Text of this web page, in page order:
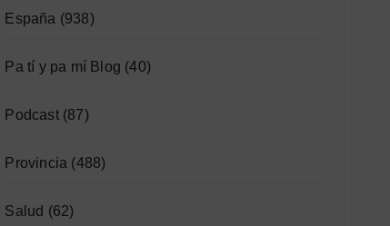
España (938)
Pa tí y pa mí Blog (40)
Podcast(87)
Provincia (488)
Salud (62)